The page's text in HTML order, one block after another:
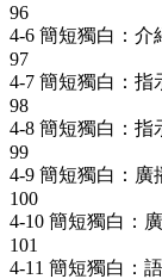
96
4-6 簡短獨白：介
97
4-7 簡短獨白：指
98
4-8 簡短獨白：指
99
4-9 簡短獨白：廣
100
4-10 簡短獨白：
101
4-11 簡短獨白：